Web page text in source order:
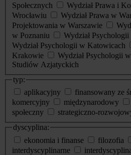
Społecznych
Wydział Prawa i
Wrocławiu
Wydział Prawa w
Projektowania w Warszawie
w Poznaniu
Wydział
Wydział Psychologii w Katowicach
Krakowie
Wydział Psychologii
Studiów Azjatyckich
typ:
aplikacyjny
finansowany ze
komercyjny
międzynarodowy
społeczny
strategiczno-
dyscyplina:
ekonomia i finanse
filozofia
interdyscyplinarne